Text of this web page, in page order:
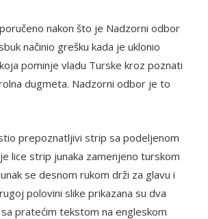
nakon što je Nadzorni odbor
načinio grešku kada je uklonio
pominje vladu Turske kroz poznati
dugmeta. Nadzorni odbor je to
prepoznatljivi strip sa podeljenom
lice strip junaka zamenjeno turskom
se desnom rukom drži za glavu i
polovini slike prikazana su dva
pratećim tekstom na engleskom